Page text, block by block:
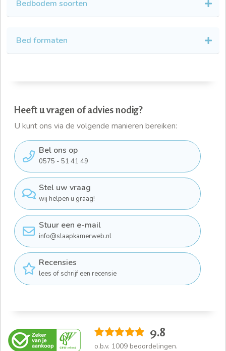
Heeft u vragen of advies nodig?
U kunt ons via de volgende manieren bereiken:
Bel ons op
0575 - 51 41 49
Stel uw vraag
wij helpen u graag!
Stuur een e-mail
info@slaapkamerweb.nl
Recensies
lees of schrijf een recensie
9.8
o.b.v. 1009 beoordelingen.
Bedbodem soorten
Bed formaten